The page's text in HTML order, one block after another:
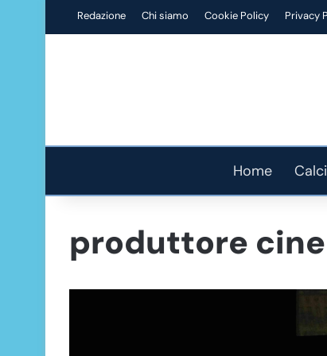
Redazione Chi siamo Cookie Policy Privacy
Home
produttore